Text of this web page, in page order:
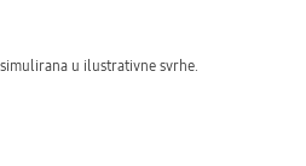
u ilustrativne svrhe.